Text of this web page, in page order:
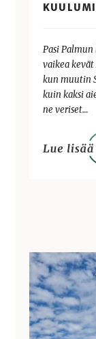
Pasi
vaikea
kun muutin
kuin kaksi
ne veriset…